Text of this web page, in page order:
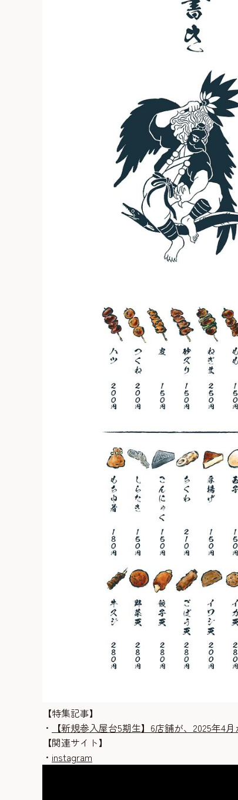
【特集記事】
・
【新規参入屋台5期生】6店舗が、2025年4
【関連サイト】
・ instagram